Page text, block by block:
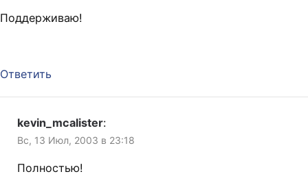
Поддерживаю!
Ответить
kevin_mcalister:
Вс, 13 Июл, 2003 в 23:18
Полностью!